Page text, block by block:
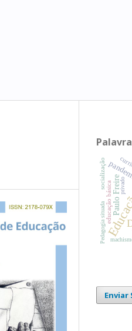
Paulo Freire
educação básica
socialização privado
Pedagogia situada
Enviar